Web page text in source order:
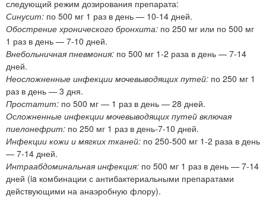
следующий режим дозирования препарата:
Синусит: по 500 мг 1 раз в день — 10-14 дней.
Обострение хронического бронхита: по 250 мг или по 500 мг
1 раз в день — 7-10 дней.
Внебольничная пневмония: по 500 мг 1-2 раза в день — 7-14
дней.
Неосложненные инфекции мочевыводящих путей: по 250 мг 1
раз в день — 3 дня.
Простатит: по 500 мг — 1 раз в день — 28 дней.
Осложненные инфекции мочевыводящих путей включая
пиелонефрит: по 250 мг 1 раз в день-7-10 дней.
Инфекции кожи и мягких тканей: по 250-500 мг 1-2 раза в день
— 7-14 дней.
Интраабдоминальная инфекция: по 500 мг 1 раз в день — 7-14
дней (ia комбинации с антибактериальными препаратами
действующими на анаэробную флору).